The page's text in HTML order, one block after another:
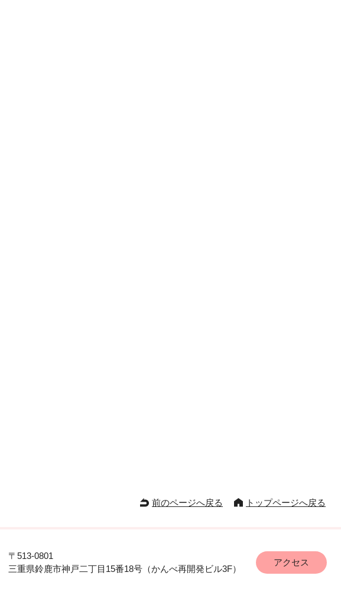
前のページへ戻る トップページへ戻る
〒513-0801
三重県鈴鹿市神戸二丁目15番18号 （かんべ再開発ビル3F）
アクセス